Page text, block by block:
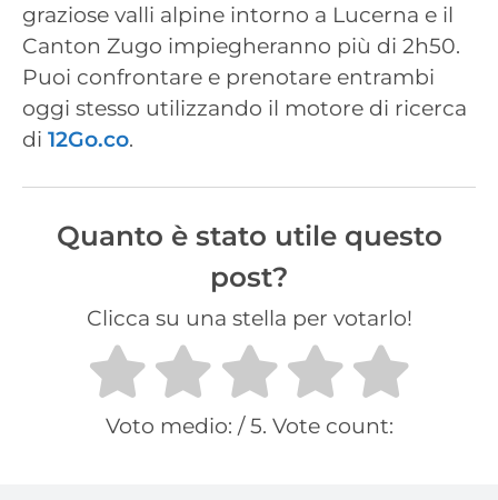
graziose valli alpine intorno a Lucerna e il
Canton Zugo impiegheranno più di 2h50.
Puoi confrontare e prenotare entrambi
oggi stesso utilizzando il motore di ricerca
di 12Go.co.
Quanto è stato utile questo
post?
Clicca su una stella per votarlo!
Voto medio: / 5. Vote count: